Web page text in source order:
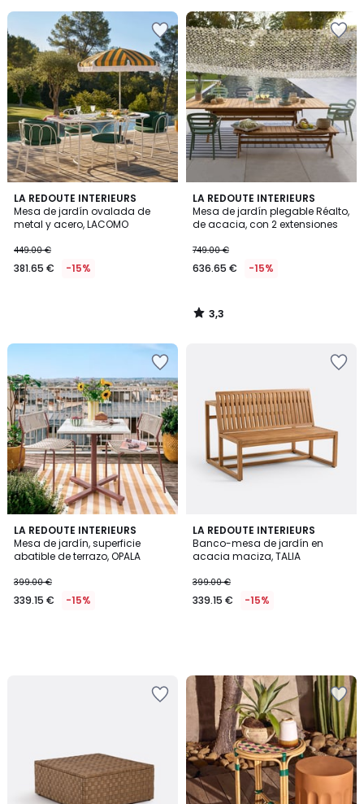
LA REDOUTE INTERIEURS
Mesa de jardín ovalada de
metal y acero, LACOMO
449.00 €
381.65 € -15%
LA REDOUTE INTERIEURS
Mesa de jardín plegable Réalto,
de acacia, con 2 extensiones
749.00 €
636.65 € -15%
3,3
/ 5
3,3
/
LA REDOUTE INTERIEURS
Mesa de jardín, superficie
abatible de terrazo, OPALA
399.00 €
339.15 € -15%
LA REDOUTE INTERIEURS
Banco-mesa de jardín en
acacia maciza, TALIA
399.00 €
339.15 € -15%